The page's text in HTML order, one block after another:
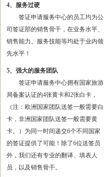
4、服务过硬
签证申请服务中心的员工均为公
司签证部的销售骨干，在业务水平、
销售能力、服务技能等均处于业内领
先水平！
5、强大的服务团队
签证申请服务中心拥有国家旅游
局备案认证的4张黄卡和2张白卡，
（注：欧洲国家团队送签一般需要白
卡，非洲国家团队送签一般需要黄
卡。）为同一时间递交6个不同国家
的签证提供了可能！除了6位送签员
外，我们还有专业的翻译、填表人
员，以及销售骨干。